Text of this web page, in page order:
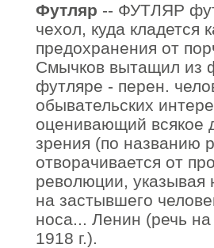
Футляр -- ФУТЛЯР
чехол, куда кладется
предохранения от
Смычков вытащил из
футляре - перен.
обывательских
оценивающий всякое
зрения (по названию
отворачивается от
революции, указывая
на застывшего
носа... Ленин (речь
1918 г.).